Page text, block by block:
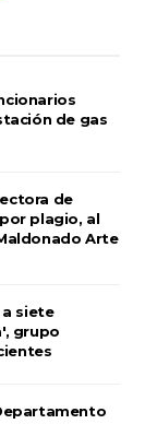
de gas
de
plagio, al
Arte
a siete
grupo